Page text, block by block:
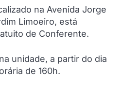
na Avenida Jorge
Limoeiro, está
de Conferente.
unidade, a partir do dia
de 160h.